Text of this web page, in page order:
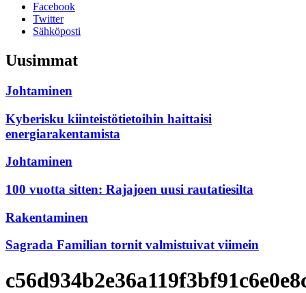
Facebook
Twitter
Sähköposti
Uusimmat
Johtaminen
Kyberisku kiinteistötietoihin haittaisi
energiarakentamista
Johtaminen
100 vuotta sitten: Rajajoen uusi rautatiesilta
Rakentaminen
Sagrada Familian tornit valmistuivat viimein